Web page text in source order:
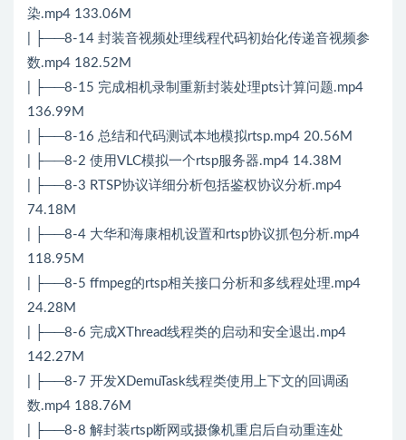
染.mp4 133.06M
| ├──8-14 封装音视频处理线程代码初始化传递音视频参
数.mp4 182.52M
| ├──8-15 完成相机录制重新封装处理pts计算问题.mp4
136.99M
| ├──8-16 总结和代码测试本地模拟rtsp.mp4 20.56M
| ├──8-2 使用VLC模拟一个rtsp服务器.mp4 14.38M
| ├──8-3 RTSP协议详细分析包括鉴权协议分析.mp4
74.18M
| ├──8-4 大华和海康相机设置和rtsp协议抓包分析.mp4
118.95M
| ├──8-5 ffmpeg的rtsp相关接口分析和多线程处理.mp4
24.28M
| ├──8-6 完成XThread线程类的启动和安全退出.mp4
142.27M
| ├──8-7 开发XDemuTask线程类使用上下文的回调函
数.mp4 188.76M
| ├──8-8 解封装rtsp断网或摄像机重启后自动重连处